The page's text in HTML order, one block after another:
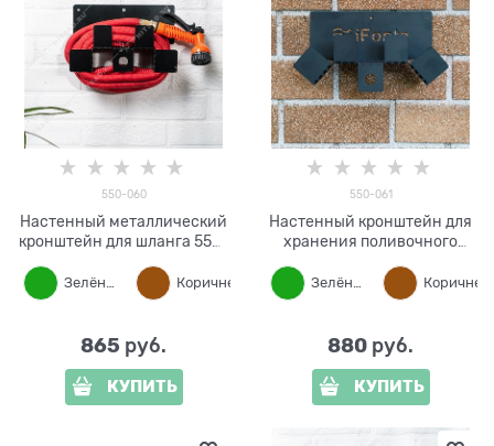
550-060
Настенный металлический
кронштейн для шланга 550-
Зелёный Черный
865 руб.
КУПИТЬ
550-061
Настенный кронштейн для
хранения поливочного
Зелёный
880 руб.
КУПИТЬ